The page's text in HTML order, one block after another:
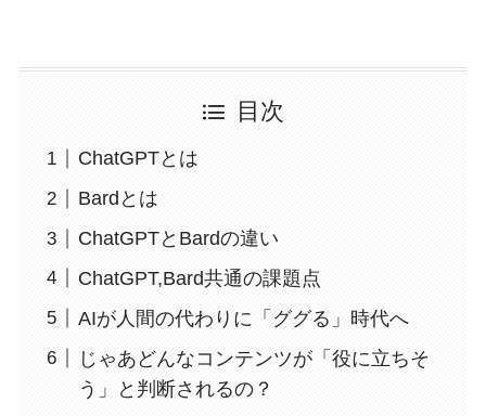
目次
ChatGPTとは
Bardとは
ChatGPTとBardの違い
ChatGPT,Bard共通の課題点
AIが人間の代わりに「ググる」時代へ
じゃあどんなコンテンツが「役に立ちそ
う」と判断されるの？